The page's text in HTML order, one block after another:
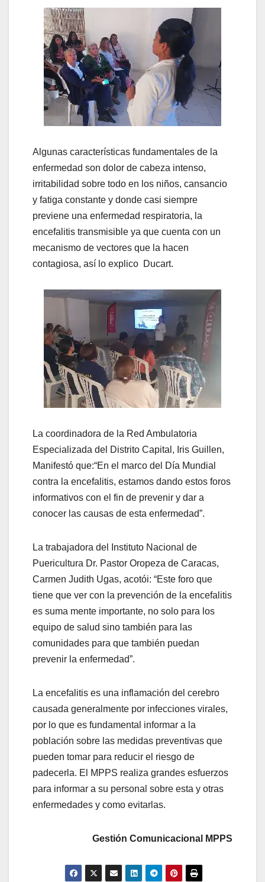
Algunas características fundamentales de la
enfermedad son dolor de cabeza intenso,
irritabilidad sobre todo en los niños, cansancio
y fatiga constante y donde casi siempre
previene una enfermedad respiratoria, la
encefalitis transmisible ya que cuenta con un
mecanismo de vectores que la hacen
contagiosa, así lo explico Ducart.
La coordinadora de la Red Ambulatoria
Especializada del Distrito Capital, Iris Guillen,
Manifestó que:“En el marco del Día Mundial
contra la encefalitis, estamos dando estos foros
informativos con el fin de prevenir y dar a
conocer las causas de esta enfermedad”.
La trabajadora del Instituto Nacional de
Puericultura Dr. Pastor Oropeza de Caracas,
Carmen Judith Ugas, acotói: “Este foro que
tiene que ver con la prevención de la encefalitis
es suma mente importante, no solo para los
equipo de salud sino también para las
comunidades para que también puedan
prevenir la enfermedad”.
La encefalitis es una inflamación del cerebro
causada generalmente por infecciones virales,
por lo que es fundamental informar a la
población sobre las medidas preventivas que
pueden tomar para reducir el riesgo de
padecerla. El MPPS realiza grandes esfuerzos
para informar a su personal sobre esta y otras
enfermedades y como evitarlas.
Gestión Comunicacional MPPS